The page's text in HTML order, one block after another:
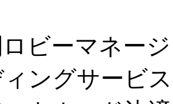
ビーマネー
ングサービス